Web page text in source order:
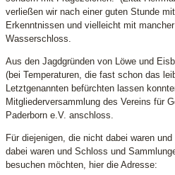
verließen wir nach einer guten Stunde
Erkenntnissen und vielleicht mit
Wasserschloss.
Aus den Jagdgründen von Löwe und
(bei Temperaturen, die fast schon das
Letztgenannten befürchten lassen
Mitgliederversammlung des Vereins für
Paderborn e.V. anschloss.
Für diejenigen, die nicht dabei waren
dabei waren und Schloss und
besuchen möchten, hier die Adresse: